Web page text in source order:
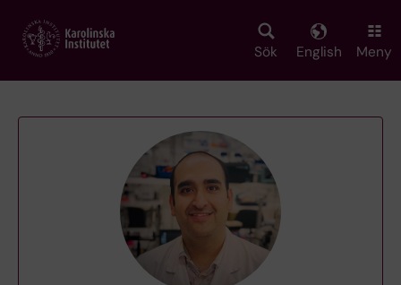
main
Sök English Meny